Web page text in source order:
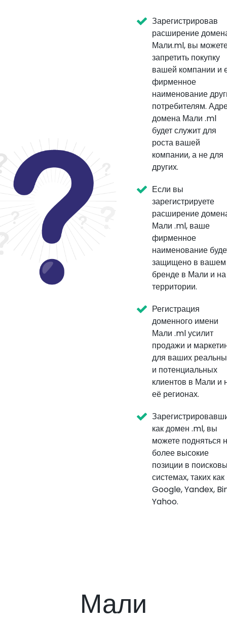
Зарегистрировав
расширение
Мали.ml, вы
запретить покупку
вашей компании и
фирменное
наименование
потребителям.
домена Мали .ml
будет служит для
роста вашей
компании, а не для
других.
Если вы
зарегистрируете
расширение
Мали .ml, ваше
фирменное
наименование
защищено в вашем
бренде в Мали и
территории.
Регистрация
доменного имени
Мали .ml усилит
продажи и
для ваших
и потенциальных
клиентов в Мали и
её регионах.
как домен .ml, вы
можете подняться
более высокие
позиции в
системах, таких как
Google, Yandex,
Yahoo.
Мали